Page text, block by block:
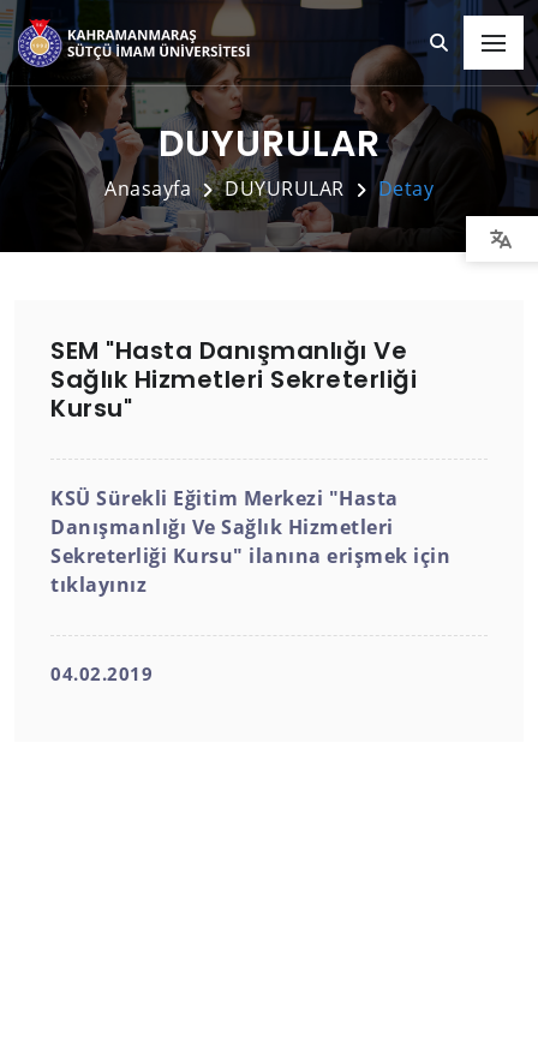
DUYURULAR
Anasayfa DUYURULAR Detay
SEM "Hasta Danışmanlığı Ve
Sağlık Hizmetleri Sekreterliği
Kursu"
KSÜ Sürekli Eğitim Merkezi "Hasta
Danışmanlığı Ve Sağlık Hizmetleri
Sekreterliği Kursu" ilanına erişmek için
tıklayınız
04.02.2019